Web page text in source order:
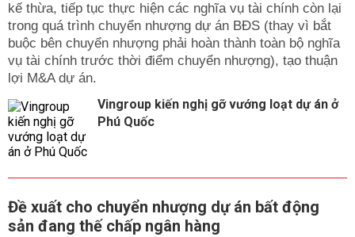
kế thừa, tiếp tục thực hiện các nghĩa vụ tài chính còn lại
trong quá trình chuyển nhượng dự án BĐS (thay vì bắt
buộc bên chuyển nhượng phải hoàn thành toàn bộ nghĩa
vụ tài chính trước thời điểm chuyển nhượng), tạo thuận
lợi M&A dự án.
Vingroup kiến nghị gỡ vướng loạt dự án ở
Phú Quốc
Đề xuất cho chuyển nhượng dự án bất động
sản đang thế chấp ngân hàng